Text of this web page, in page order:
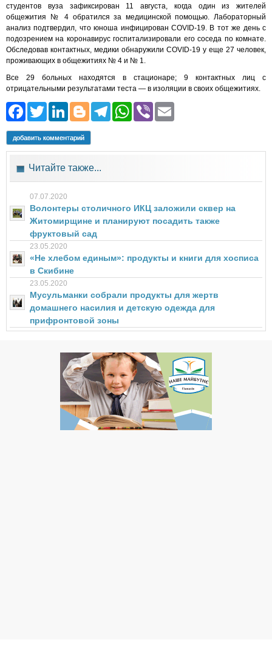
студентов вуза зафиксирован 11 августа, когда один из жителей
общежития № 4 обратился за медицинской помощью. Лабораторный
анализ подтвердил, что юноша инфицирован COVID-19. В тот же день с
подозрением на коронавирус госпитализировали его соседа по комнате.
Обследовав контактных, медики обнаружили COVID-19 у еще 27 человек,
проживающих в общежитиях № 4 и № 1.
Все 29 больных находятся в стационаре; 9 контактных лиц с
отрицательными результатами теста — в изоляции в своих общежитиях.
Facebook
Twitter
LinkedIn
Blogger
Telegram
WhatsApp
Viber
добавить комментарий
Читайте также...
07.07.2020
Волонтеры столичного ИКЦ заложили сквер на
Житомирщине и планируют посадить также
фруктовый сад
23.05.2020
«Не хлебом единым»: продукты и книги для хосписа
в Скибине
23.05.2020
Мусульманки собрали продукты для жертв
домашнего насилия и детскую одежда для
прифронтовой зоны